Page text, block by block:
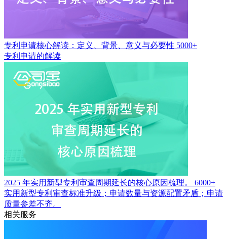
专利申请核心解读：定义、背景、意义与必要性 5000+
专利申请的解读
2025 年实用新型专利审查周期延长的核心原因梳理。
6000+
实用新型专利审查标准升级；申请数量与资源配置矛盾；申请
质量参差不齐。
相关服务